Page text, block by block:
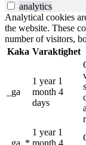
analytics
Analytical cookies
the website. These
number of visitors,
Kaka Varaktighet
_ga
1 year 1
month 4
days
_ga_*
1 year 1
month 4